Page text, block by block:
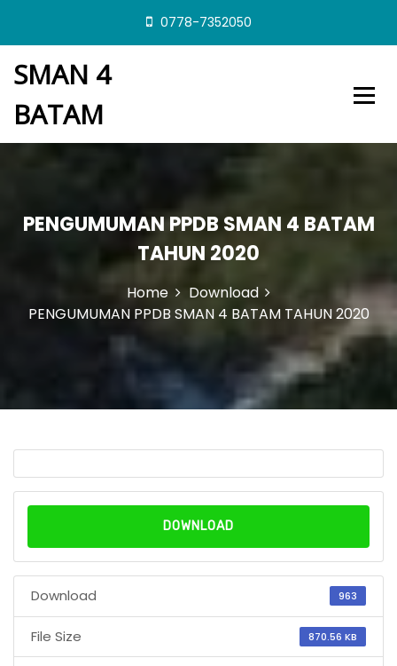
i
o
0778-7352050
SMAN 4
BATAM
PENGUMUMAN PPDB SMAN 4 BATAM
TAHUN 2020
Home
Download
PENGUMUMAN PPDB SMAN 4 BATAM TAHUN 2020
DOWNLOAD
Download 963
File Size 870.56 KB